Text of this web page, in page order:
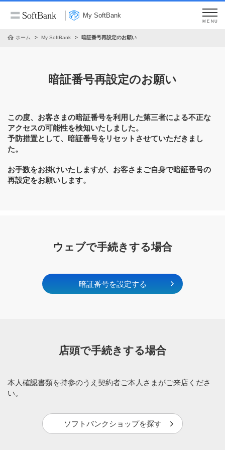
My SoftBank
MENU
ホーム My SoftBank 暗証番号再設定のお願い
暗証番号再設定のお願い
この度、お客さまの暗証番号を利用した第三者による不正な
アクセスの可能性を検知いたしました。
予防措置として、暗証番号をリセットさせていただきまし
た。
お手数をお掛けいたしますが、お客さまご自身で暗証番号の
再設定をお願いします。
ウェブで手続きする場合
暗証番号を設定する
店頭で手続きする場合
本人確認書類を持参のうえ契約者ご本人さまがご来店くださ
い。
ソフトバンクショップを探す